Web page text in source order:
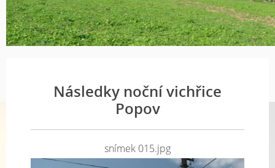
Následky noční vichřice
Popov
snímek 015.jpg